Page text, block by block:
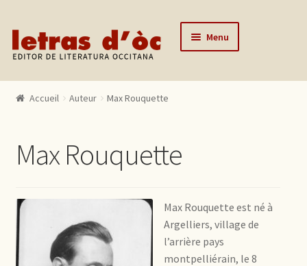
Aller à la navigation
Aller au contenu Menu
Catalogue
Actualités
Mon compte
Accueil Auteur Max Rouquette
Max Rouquette
Max Rouquette est né à
Argelliers, village de
l’arrière pays
montpelliérain, le 8